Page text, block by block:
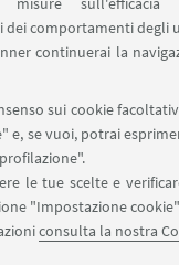
dei comportamenti degli
continuerai la
sui cookie
e, se vuoi, potrai
le tue scelte e
"Impostazione
consulta la nostra
IL
SEGUI UNIBO SU:
APP: